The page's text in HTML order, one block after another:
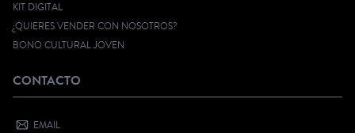
KIT DIGITAL
¿QUIERES VENDER CON NOSOTROS?
BONO CULTURAL JOVEN
CONTACTO
EMAIL